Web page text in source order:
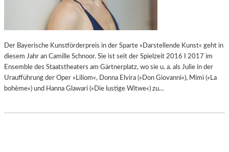
Der Bayerische Kunstförderpreis in der Sparte »Darstellende Kunst« geht in
diesem Jahr an Camille Schnoor. Sie ist seit der Spielzeit 2016 I 2017 im
Ensemble des Staatstheaters am Gärtnerplatz, wo sie u. a. als Julie in der
Uraufführung der Oper »Liliom«, Donna Elvira (»Don Giovanni«), Mimì (»La
bohème«) und Hanna Glawari (»Die lustige Witwe«) zu…